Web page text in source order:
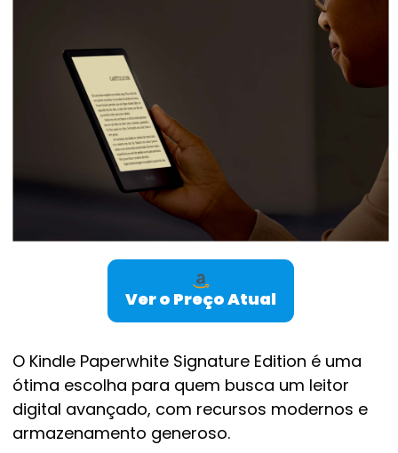
Ver o Preço Atual
O Kindle Paperwhite Signature Edition é uma
ótima escolha para quem busca um leitor
digital avançado, com recursos modernos e
armazenamento generoso.